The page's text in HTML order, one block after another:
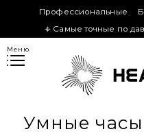
Профессиональные
𖦏 Самые точные по
Меню
Умные